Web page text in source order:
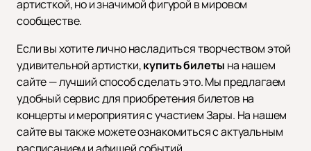
артисткой, но и значимой фигурой в мировом
сообществе.
Если вы хотите лично насладиться творчеством этой
удивительной артистки,купить билеты на нашем
сайте — лучший способ сделать это. Мы предлагаем
удобный сервис для приобретения билетов на
концерты и мероприятия с участием Зары. На нашем
сайте вы также можете ознакомиться с актуальным